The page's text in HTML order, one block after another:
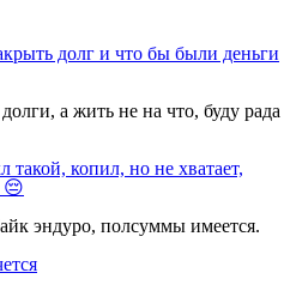
долг и что бы были деньги
а жить не на что, буду рада
копил, но не хватает,
😔
эндуро, полсуммы имеется.